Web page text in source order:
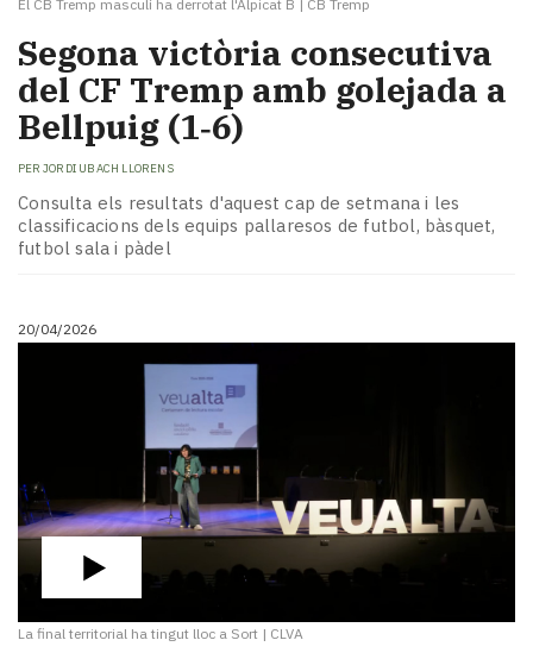
El CB Tremp masculí ha derrotat l'Alpicat B | CB Tremp
Segona victòria consecutiva
del CF Tremp amb golejada a
Bellpuig (1‑6)
PER JORDI UBACH LLORENS
Consulta els resultats d'aquest cap de setmana i les
classificacions dels equips pallaresos de futbol, bàsquet,
futbol sala i pàdel
20/04/2026
La final territorial ha tingut lloc a Sort | CLVA